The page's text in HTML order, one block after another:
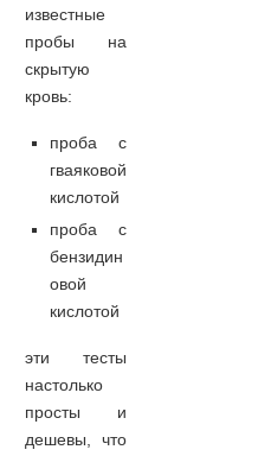
известные
пробы на
скрытую
кровь:
проба с
гваяковой
кислотой
проба с
бензидин
овой
кислотой
эти тесты
настолько
просты и
дешевы, что